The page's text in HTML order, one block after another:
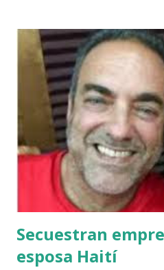
fuego. Según testigos
hombre fue baleado por un
supuestamente favorable al
reciente informe de la ONU
bandas, a sueldo del Gobierno
creciente en las
que intervienen con el fin de
del informe, en 2019 las
menos 67 asesinatos y 33...
Secuestran
esposa Haití